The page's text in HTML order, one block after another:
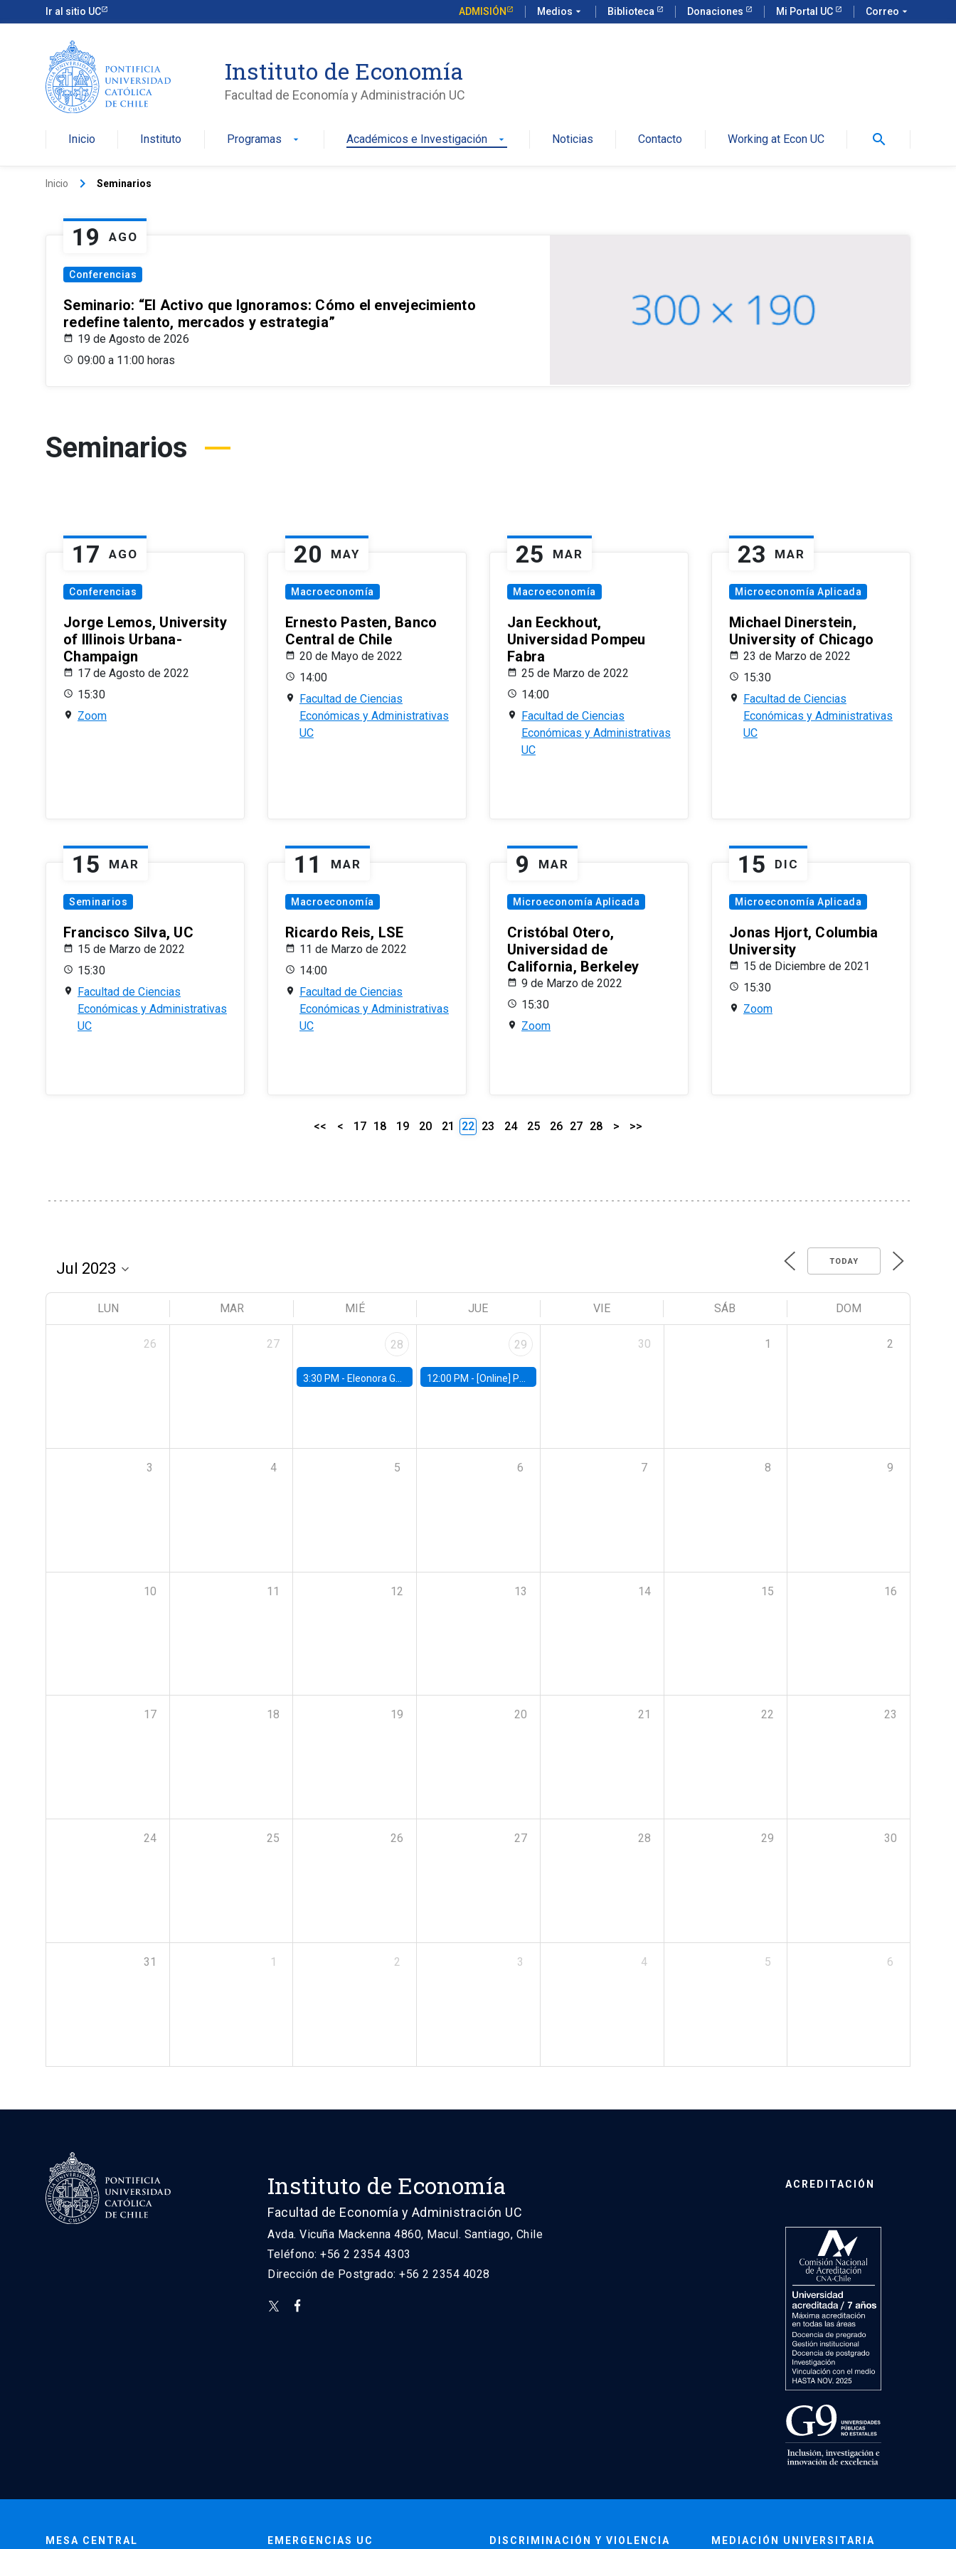
Ir al sitio UC ADMISIÓN Medios arrow_drop_down Biblioteca Donaciones Mi Portal UC Correo arrow_drop_down
Instituto de Economía
Facultad de Economía y Administración UC
Inicio Instituto Programas arrow_drop_down Académicos e Investigación arrow_drop_down Noticias Contacto Working at Econ UC search
Inicio keyboard_arrow_right Seminarios
19 AGO
Conferencias
Seminario: “El Activo que Ignoramos: Cómo el envejecimiento
redefine talento, mercados y estrategia”
19 de Agosto de 2026
09:00 a 11:00 horas
Seminarios
17 AGO
Conferencias
Jorge Lemos, University
of Illinois Urbana-
Champaign
17 de Agosto de 2022
15:30
Zoom
20 MAY
Macroeconomía
Ernesto Pasten, Banco
Central de Chile
20 de Mayo de 2022
14:00
Facultad de Ciencias
Económicas y Administrativas
UC
25 MAR
Macroeconomía
Jan Eeckhout,
Universidad Pompeu
Fabra
25 de Marzo de 2022
14:00
Facultad de Ciencias
Económicas y Administrativas
UC
23 MAR
Microeconomía Aplicada
Michael Dinerstein,
University of Chicago
23 de Marzo de 2022
15:30
Facultad de Ciencias
Económicas y Administrativas
UC
15 MAR
Seminarios
Francisco Silva, UC
15 de Marzo de 2022
15:30
Facultad de Ciencias
Económicas y Administrativas
UC
11 MAR
Macroeconomía
Ricardo Reis, LSE
11 de Marzo de 2022
14:00
Facultad de Ciencias
Económicas y Administrativas
UC
9 MAR
Microeconomía Aplicada
Cristóbal Otero,
Universidad de
California, Berkeley
9 de Marzo de 2022
15:30
Zoom
15 DIC
Microeconomía Aplicada
Jonas Hjort, Columbia
University
15 de Diciembre de 2021
15:30
Zoom
<< < 17 18 19 20 21 22 23 24 25 26 27 28 > >>
TODAY
LUN MAR MIÉ JUE VIE SÁB DOM
26 27 28
3:30 PM - Eleonora Guarnieri, Exeter University
29
12:00 PM - [Online] Pablo Slutzky, University of Maryland
30 1 2
3 4 5 6 7 8 9
10 11 12 13 14 15 16
17 18 19 20 21 22 23
24 25 26 27 28 29 30
31 1 2 3 4 5 6
Instituto de Economía
Facultad de Economía y Administración UC
Avda. Vicuña Mackenna 4860, Macul. Santiago, Chile
Teléfono: +56 2 2354 4303
Dirección de Postgrado: +56 2 2354 4028
ACREDITACIÓN
MESA CENTRAL EMERGENCIAS UC DISCRIMINACIÓN Y VIOLENCIA MEDIACIÓN UNIVERSITARIA